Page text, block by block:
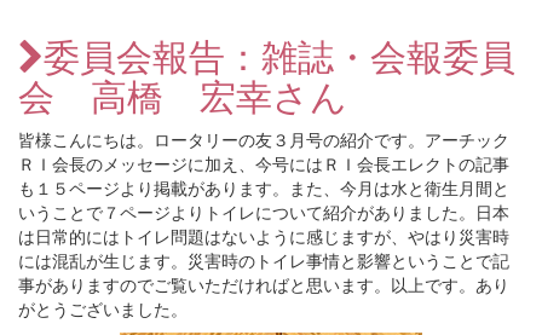
委員会報告：雑誌・会報委員
会 高橋 宏幸さん
皆様こんにちは。ロータリーの友３月号の紹介です。アーチック
ＲＩ会長のメッセージに加え、今号にはＲＩ会長エレクトの記事
も１５ページより掲載があります。また、今月は水と衛生月間と
いうことで７ページよりトイレについて紹介がありました。日本
は日常的にはトイレ問題はないように感じますが、やはり災害時
には混乱が生じます。災害時のトイレ事情と影響ということで記
事がありますのでご覧いただければと思います。以上です。あり
がとうございました。